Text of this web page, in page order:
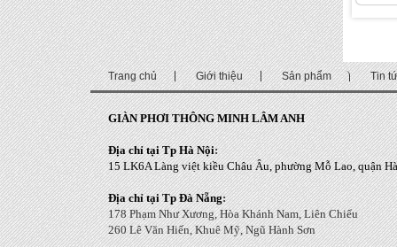
Trang chủ Giới thiệu Sản phẩm Tin
GIÀN PHƠI THÔNG MINH LÂM ANH
Địa chỉ tại Tp Hà Nội:
15 LK6A Làng việt kiều Châu Âu, phường Mỗ Lao, quận
Địa chỉ tại Tp Đà Nẵng:
178 Phạm Như Xương, Hòa Khánh Nam, Liên Chiểu
260 Lê Văn Hiến, Khuê Mỹ, Ngũ Hành Sơn